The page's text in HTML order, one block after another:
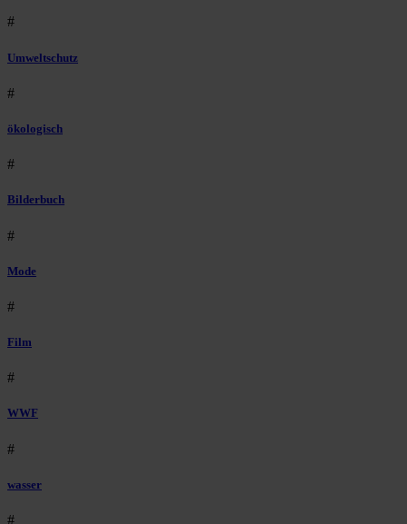
#
Umweltschutz
#
ökologisch
#
Bilderbuch
#
Mode
#
Film
#
WWF
#
wasser
#